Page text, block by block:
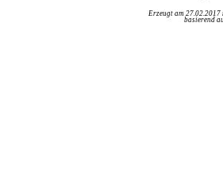
Erzeugt am
basierend